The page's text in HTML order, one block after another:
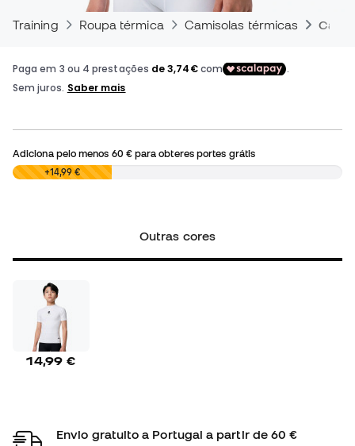
Training Roupa térmica Camisolas térmicas
Adiciona pelo menos 60 €para obteres portes grátis
0,00 € +14,99 €
Outras cores
14,99 €
Envio gratuito a Portugal a partir de 60 €